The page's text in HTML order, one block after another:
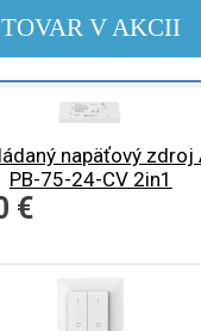
TOVAR V AKCII
napäťový zdroj
PB-75-24-CV 2in1
€